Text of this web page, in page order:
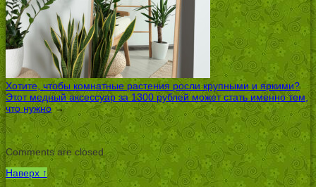
Хотите, чтобы комнатные растения росли крупными и яркими?
Этот медный аксессуар за 1300 рублей может стать именно тем,
что нужно→
Comments are closed.
Наверх ↑